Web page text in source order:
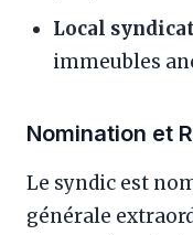
Local
immeubles
Nomination et
Le syndic est
générale